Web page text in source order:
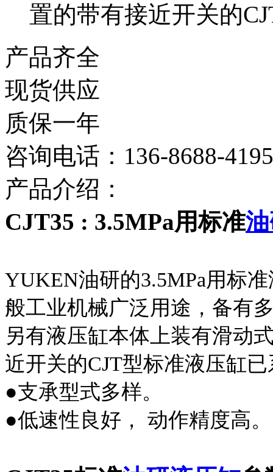
置的带有接近开关的
产品齐全
现货供应
质保一年
咨询电话：136-8688-4195
产品介绍：
CJT35 : 3.5MPa用标准
YUKEN油研的3.5MPa用标
般工业机械广泛用途，备有
另有液压缸本体上装有滑动
近开关的CJT型标准液压缸
●支承型式多样。
●低速性良好， 动作精度高。